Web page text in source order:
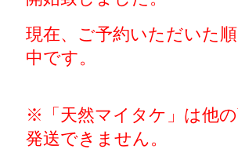
現在、ご予約いただいた
中です。
※「天然マイタケ」は他
発送できません。